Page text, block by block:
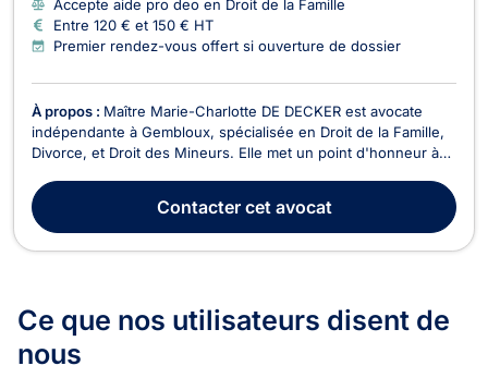
Accepte aide pro deo en Droit de la Famille
Entre 120 € et 150 € HT
Premier rendez-vous offert si ouverture de dossier
À propos : Maître Marie-Charlotte DE DECKER est avocate
indépendante à Gembloux, spécialisée en Droit de la Famille,
Divorce, et Droit des Mineurs. Elle met un point d'honneur à
à l'écoute de leurs besoins et en les guidant à chaque étape
de leur démarche juridique. En Droi...
Contactercet avocat
Ce que nos utilisateurs disent de
nous